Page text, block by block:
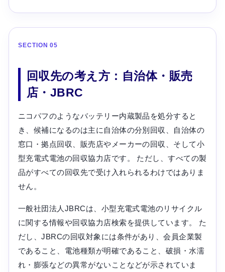
SECTION 05
回収先の考え方：自治体・販売
店・JBRC
ニコパフのようなバッテリー内蔵製品を処分すると
き、候補になるのは主に自治体の分別回収、自治体の
窓口・拠点回収、販売店やメーカーの回収、そして小
型充電式電池の回収協力店です。 ただし、すべての製
品がすべての回収先で受け入れられるわけではありま
せん。
一般社団法人JBRCは、小型充電式電池のリサイクル
に関する情報や回収協力店検索を提供しています。 た
だし、JBRCの回収対象には条件があり、会員企業製
であること、電池種類が明確であること、破損・水濡
れ・膨張などの異常がないことなどが示されていま